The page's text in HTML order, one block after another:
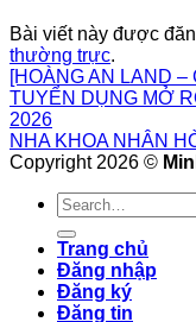
Bài viết này được
thường trực.
[HOÀNG AN LAND
TUYỂN DỤNG MỞ
2026
NHA KHOA NHÂN
Copyright 2026 ©
Trang chủ
Đăng nhập
Đăng ký
Đăng tin